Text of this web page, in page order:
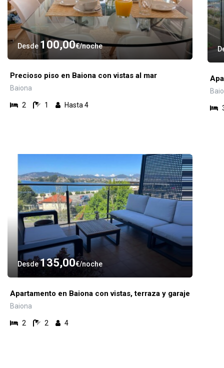
Desde 100,00€ noche
Precioso piso en Baiona con vistas al mar
Baiona
2 1 Hasta 4
Desde135,00€ noche
Apartamento en Baiona con vistas, terraza y garaje
Baiona
2 2 4